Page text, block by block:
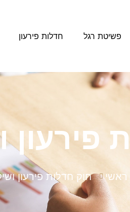
פשיטת רגל חדלות פירעון
פירעון
ראשי חוק חדלות פירעון